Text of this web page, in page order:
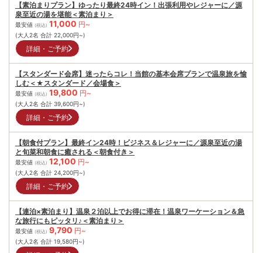
【素泊まりプラン】ゆったり最終24時イン！出張利用やレジャーに／源
泉至近の湯を堪能＜素泊まり＞
最安値 (税込) 11,000 円~
(大人2名 合計 22,000円~)
詳細・ご予約
【スタンダード会席】迷ったらコレ！当館の基本会席プランで温泉旅を愉
しむ＜★スタンダード／会場食＞
最安値 (税込) 19,800 円~
(大人2名 合計 39,600円~)
詳細・ご予約
【朝食付プラン】最終イン24時！ビジネス＆レジャーに／源泉至近の湯
と旬菜和朝食に癒される＜朝食付き＞
最安値 (税込) 12,100 円~
(大人2名 合計 24,200円~)
詳細・ご予約
【連泊×素泊まり】温泉２泊以上でお得に滞在！温泉ワーケーション＆急
な旅行にもピッタリ♪＜素泊まり＞
最安値 (税込) 9,790 円~
(大人2名 合計 19,580円~)